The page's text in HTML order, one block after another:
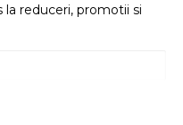
la reduceri, promotii si